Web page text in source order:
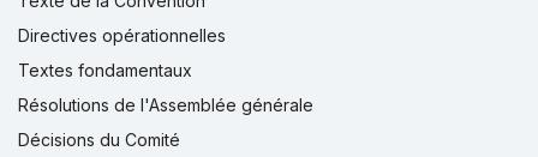
Directives opérationnelles
Textes fondamentaux
Résolutions de l'Assemblée générale
Décisions du Comité